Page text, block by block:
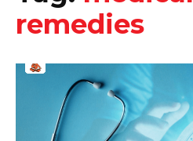
remedies